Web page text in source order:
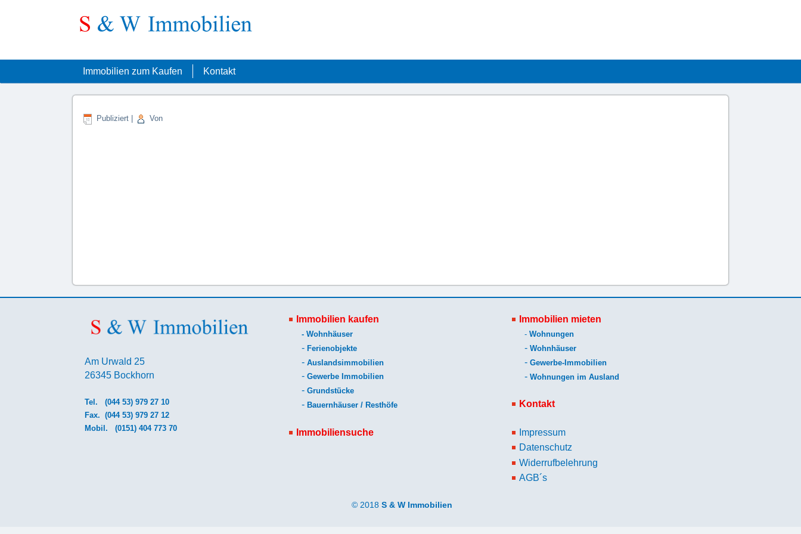
Immobilien zum Kaufen Kontakt
Publiziert Von
Am Urwald 25
26345 Bockhorn
Tel. (044 53) 979 27 10
Fax. (044 53) 979 27 12
Mobil. (0151) 404 773 70
Immobilien kaufen
- Wohnhäuser
- Ferienobjekte
- Auslandsimmobilien
- Gewerbe Immobilien
- Grundstücke
- Bauernhäuser / Resthöfe
Immobiliensuche
Immobilien mieten
- Wohnungen
- Wohnhäuser
- Gewerbe-Immobilien
- Wohnungen im Ausland
Kontakt
Impressum
Datenschutz
Widerrufbelehrung
AGB´s
© 2018 S & W Immobilien